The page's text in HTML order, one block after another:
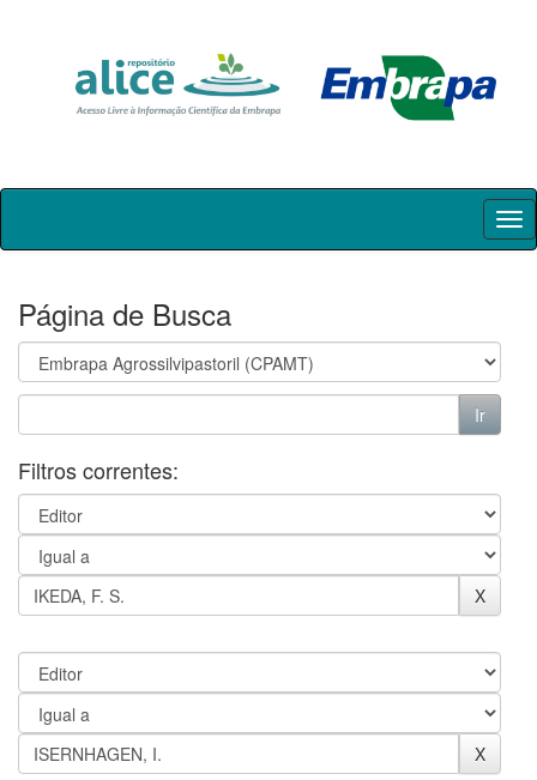
Skip
Página de Busca
Filtros correntes: